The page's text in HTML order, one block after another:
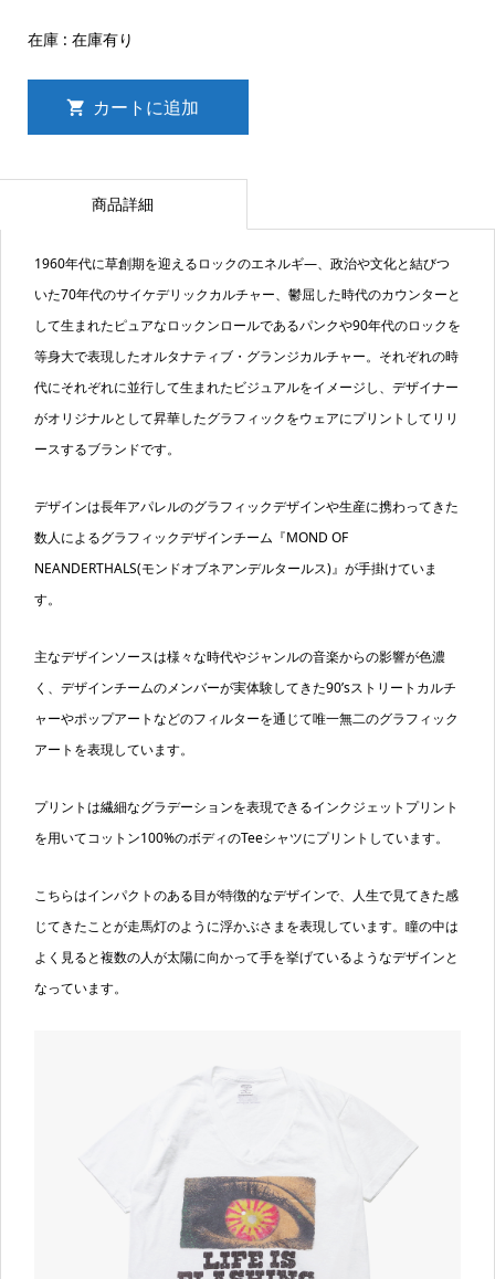
在庫 : 在庫有り
商品詳細
1960年代に草創期を迎えるロックのエネルギ―、政治や文化と結びつ
いた70年代のサイケデリックカルチャー、鬱屈した時代のカウンターと
して生まれたピュアなロックンロールであるパンクや90年代のロックを
等身大で表現したオルタナティブ・グランジカルチャー。それぞれの時
代にそれぞれに並行して生まれたビジュアルをイメージし、デザイナー
がオリジナルとして昇華したグラフィックをウェアにプリントしてリリ
ースするブランドです。
デザインは長年アパレルのグラフィックデザインや生産に携わってきた
数人によるグラフィックデザインチーム『MOND OF
NEANDERTHALS(モンドオブネアンデルタールス)』が手掛けていま
す。
主なデザインソースは様々な時代やジャンルの音楽からの影響が色濃
く、デザインチームのメンバーが実体験してきた90’sストリートカルチ
ャーやポップアートなどのフィルターを通じて唯一無二のグラフィック
アートを表現しています。
プリントは繊細なグラデーションを表現できるインクジェットプリント
を用いてコットン100%のボディのTeeシャツにプリントしています。
こちらはインパクトのある目が特徴的なデザインで、人生で見てきた感
じてきたことが走馬灯のように浮かぶさまを表現しています。瞳の中は
よく見ると複数の人が太陽に向かって手を挙げているようなデザインと
なっています。